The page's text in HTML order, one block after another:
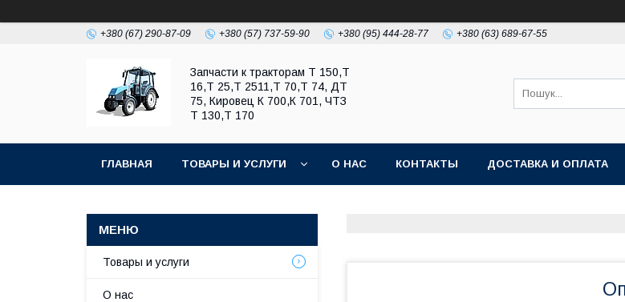
+380 (67) 290-87-09 +380 (57) 737-59-90 +380 (95) 444-28-77 +380 (63) 689-67-55
Запчасти к тракторам Т 150,Т
16,Т 25,Т 2511,Т 70,Т 74, ДТ
75, Кировец К 700,К 701, ЧТЗ
Т 130,Т 170
ГЛАВНАЯ ТОВАРЫ И УСЛУГИ О НАС КОНТАКТЫ ДОСТАВКА И ОПЛАТА
Товары и услуги
О нас